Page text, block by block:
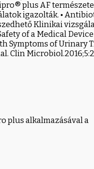
plus AF
igazolták. •
Klinikai
of a Medical
Symptoms of Urinary
Clin
plus alkalmazásával a